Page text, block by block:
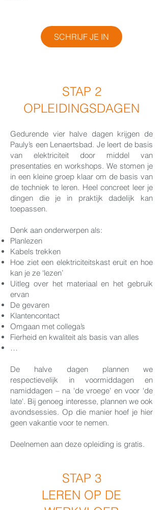
SCHRIJF JE IN
STAP 2
OPLEIDINGSDAGEN
Gedurende vier halve dagen krijgen de
Pauly’s een Lenaertsbad. Je leert de basis
van elektriciteit door middel van
presentaties en workshops. We stomen je
in een kleine groep klaar om de basis van
de techniek te leren. Heel concreet leer je
dingen die je in praktijk dadelijk kan
toepassen.
Denk aan onderwerpen als:
Planlezen
Kabels trekken
Hoe ziet een elektriciteitskast eruit en hoe
kan je ze ‘lezen’
Uitleg over het materiaal en het gebruik
ervan
De gevaren
Klantencontact
Omgaan met collega’s
Fierheid en kwaliteit als basis van alles
…
De halve dagen plannen we
respectievelijk in voormiddagen en
namiddagen – na 'de vroege' en voor 'de
late'. Bij genoeg interesse, plannen we ook
avondsessies. Op die manier hoef je hier
geen vakantie voor te nemen.
Deelnemen aan deze opleiding is gratis.
STAP 3
LEREN OP DE